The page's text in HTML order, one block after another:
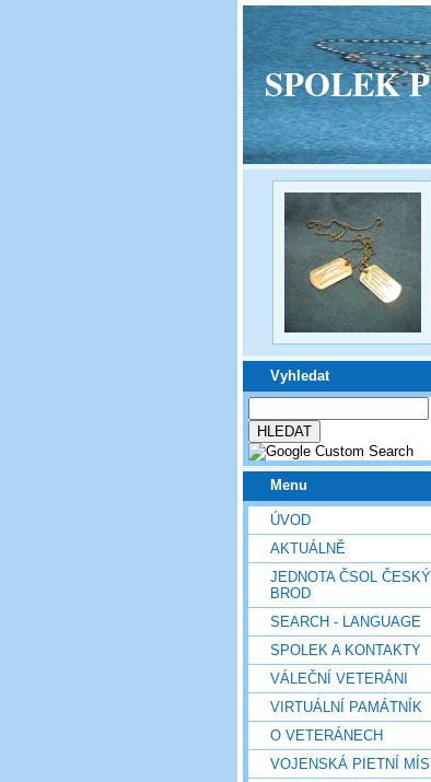
SPOLEK
Vyhledat
Menu
ÚVOD
AKTUÁLNĚ
JEDNOTA ČSOL ČESKÝ
BROD
SEARCH - LANGUAGE
SPOLEK A KONTAKTY
VÁLEČNÍ VETERÁNI
VIRTUÁLNÍ PAMÁTNÍK
O VETERÁNECH
VOJENSKÁ PIETNÍ